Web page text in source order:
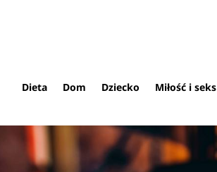
Dieta Dom Dziecko Miłość i seks